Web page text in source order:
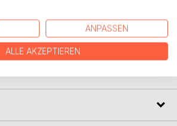
ANPASSEN
ALLE AKZEPTIEREN